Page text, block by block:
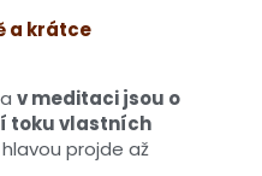
a krátce
v meditaci jsou o
toku vlastních
projde až